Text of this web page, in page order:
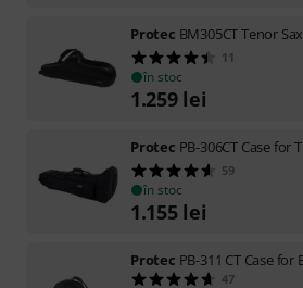
Protec BM305CT Tenor
11
în stoc
1.259 lei
Protec PB-306CT Case for
59
în stoc
1.155 lei
Protec PB-311 CT Case for
47